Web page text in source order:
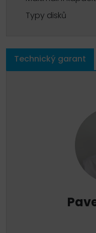
Typy disků
Technický garant